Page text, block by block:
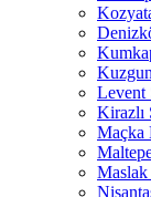
Levent
Kirazlı
Maçka
Maslak